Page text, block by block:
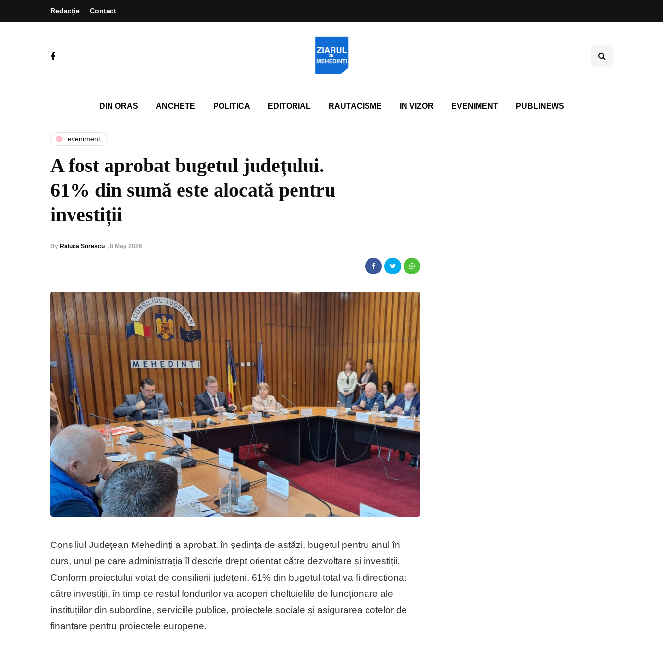
Redacție Contact
DIN ORAS ANCHETE POLITICA EDITORIAL RAUTACISME IN VIZOR EVENIMENT PUBLINEWS
eveniment
A fost aprobat bugetul județului.
61% din sumă este alocată pentru
investiții
By Raluca Sorescu , 8 May 2026
Consiliul Județean Mehedinți a aprobat, în ședința de astăzi, bugetul pentru anul în
curs, unul pe care administrația îl descrie drept orientat către dezvoltare și investiții.
Conform proiectului votat de consilierii județeni, 61% din bugetul total va fi direcționat
către investiții, în timp ce restul fondurilor va acoperi cheltuielile de funcționare ale
instituțiilor din subordine, serviciile publice, proiectele sociale și asigurarea cotelor de
finanțare pentru proiectele europene.